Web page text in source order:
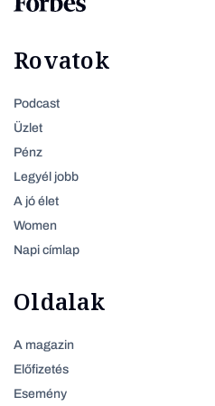
Rovatok
Podcast
Üzlet
Pénz
Legyél jobb
A jó élet
Women
Napi címlap
Oldalak
A magazin
Előfizetés
Esemény